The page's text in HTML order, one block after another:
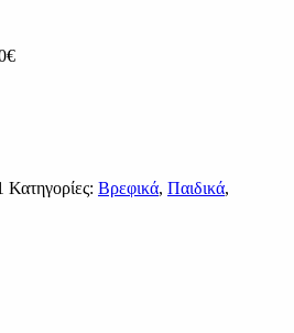
Κατηγορίες: Βρεφικά, Παιδικά,